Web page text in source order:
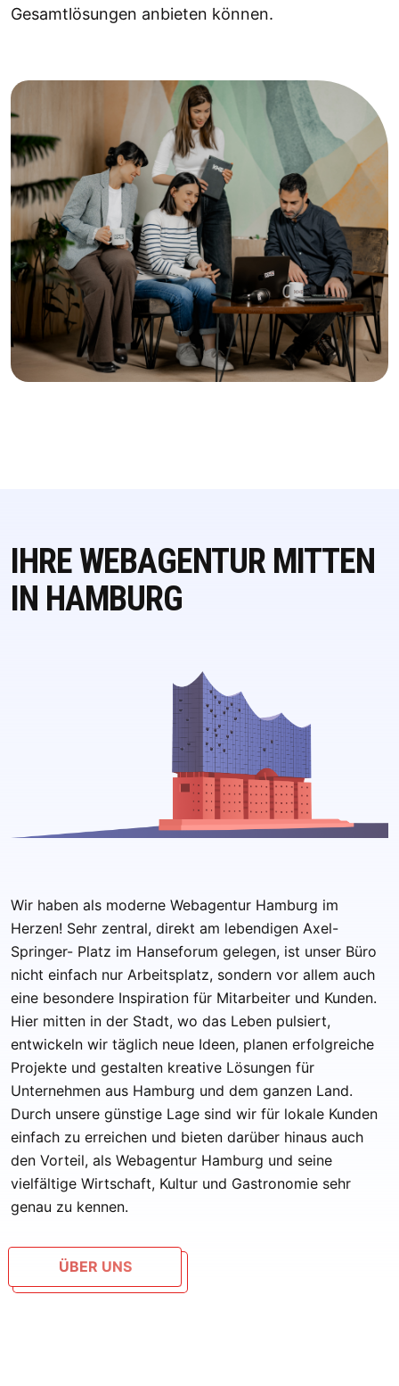
Gesamtlösungen anbieten können.
IHRE WEBAGENTUR MITTEN
IN HAMBURG
Wir haben als moderne Webagentur Hamburg im
Herzen! Sehr zentral, direkt am lebendigen Axel-
Springer- Platz im Hanseforum gelegen, ist unser Büro
nicht einfach nur Arbeitsplatz, sondern vor allem auch
eine besondere Inspiration für Mitarbeiter und Kunden.
Hier mitten in der Stadt, wo das Leben pulsiert,
entwickeln wir täglich neue Ideen, planen erfolgreiche
Projekte und gestalten kreative Lösungen für
Unternehmen aus Hamburg und dem ganzen Land.
Durch unsere günstige Lage sind wir für lokale Kunden
einfach zu erreichen und bieten darüber hinaus auch
den Vorteil, als Webagentur Hamburg und seine
vielfältige Wirtschaft, Kultur und Gastronomie sehr
genau zu kennen.
ÜBER UNS